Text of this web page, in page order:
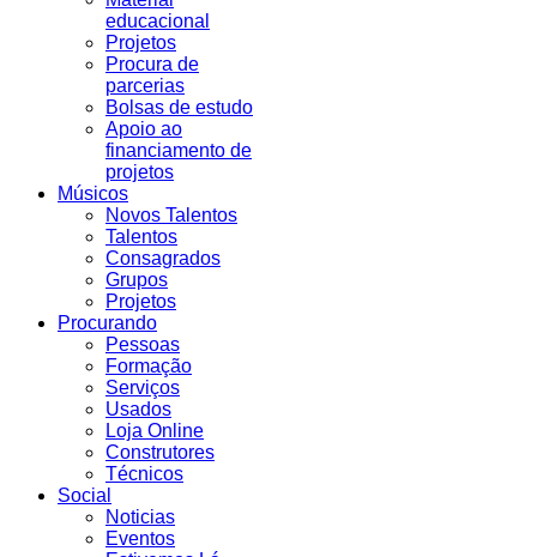
educacional
Projetos
Procura de
parcerias
Bolsas de estudo
Apoio ao
financiamento de
projetos
Músicos
Novos Talentos
Talentos
Consagrados
Grupos
Projetos
Procurando
Pessoas
Formação
Serviços
Usados
Loja Online
Construtores
Técnicos
Social
Noticias
Eventos